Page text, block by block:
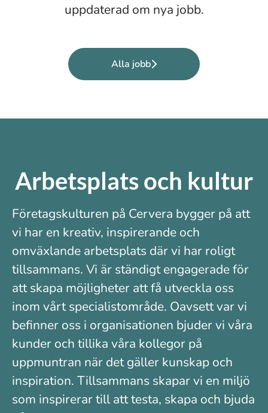
uppdaterad om nya jobb.
Alla jobb
Arbetsplats och kultur
Företagskulturen på Cervera bygger på att
vi har en kreativ, inspirerande och
omväxlande arbetsplats där vi har roligt
tillsammans. Vi är ständigt engagerade för
att skapa möjligheter att få utveckla oss
inom vårt specialistområde. Oavsett var vi
befinner oss i organisationen bjuder vi våra
kunder och tillika våra kollegor på
uppmuntran när det gäller kunskap och
inspiration. Tillsammans skapar vi en miljö
som inspirerar till att testa, skapa och bjuda